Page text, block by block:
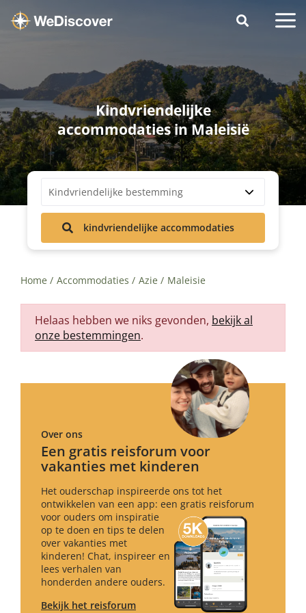
Kindvriendelijke
accommodaties in Maleisië
Kindvriendelijke bestemming
kindvriendelijke accommodaties
Home Accommodaties Azie Maleisie
Helaas hebben we niks gevonden, bekijk al
onze bestemmingen.
Over ons
Een gratis reisforum voor
vakanties met kinderen
Het ouderschap inspireerde ons tot het
ontwikkelen van een app: een gratis reisforum
voor ouders om inspiratie
op te doen en tips te delen
over vakanties met
kinderen! Chat, inspireer en
lees verhalen van
honderden andere ouders.
Bekijk het reisforum